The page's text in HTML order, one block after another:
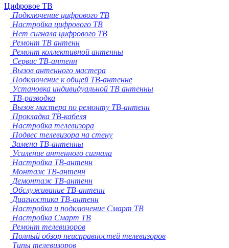
Цифровое ТВ
Подключение цифрового ТВ
Настройка цифрового ТВ
Нет сигнала цифрового ТВ
Ремонт ТВ антенн
Ремонт коллективной антенны
Сервис ТВ-антенн
Вызов антенного мастера
Подключение к общей ТВ-антенне
Установка индивидуальной ТВ антенны
ТВ-разводка
Вызов мастера по ремонту ТВ-антенн
Прокладка ТВ-кабеля
Настройка телевизора
Подвес телевизора на стену
Замена ТВ-антенны
Усиление антенного сигнала
Настройка ТВ-антенн
Монтаж ТВ-антенн
Демонтаж ТВ-антенн
Обслуживание ТВ-антенн
Диагностика ТВ-антенн
Настройка и подключение Смарт ТВ
Настройка Смарт ТВ
Ремонт телевизоров
Полный обзор неисправностей телевизоров
Типы телевизоров